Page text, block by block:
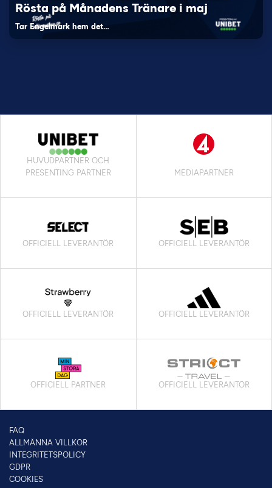
Rösta på Månadens Tränare i maj
Tar Engelmark hem det…
HUVUDPARTNER OCH
PRESENTING PARTNER
MEDIAPARTNER
OFFICIELL LEVERANTÖR OFFICIELL LEVERANTÖR
OFFICIELL LEVERANTÖR OFFICIELL LEVERANTÖR
OFFICIELL PARTNER OFFICIELL LEVERANTÖR
FAQ
ALLMÄNNA VILLKOR
INTEGRITETSPOLICY
GDPR
COOKIES